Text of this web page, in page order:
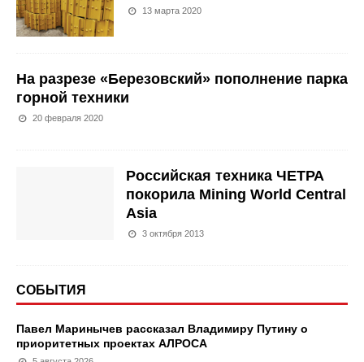
13 марта 2020
На разрезе «Березовский» пополнение парка
горной техники
20 февраля 2020
Российская техника ЧЕТРА
покорила Mining World Central
Asia
3 октября 2013
СОБЫТИЯ
Павел Маринычев рассказал Владимиру Путину о
приоритетных проектах АЛРОСА